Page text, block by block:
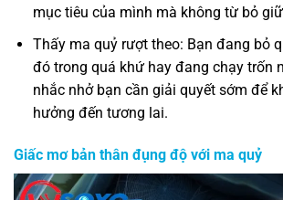
mục tiêu của mình mà không từ bỏ
Thấy ma quỷ rượt theo: Bạn đang bỏ
đó trong quá khứ hay đang chạy trốn
nhắc nhở bạn cần giải quyết sớm để
hưởng đến tương lai.
Giấc mơ bản thân đụng độ với ma quỷ